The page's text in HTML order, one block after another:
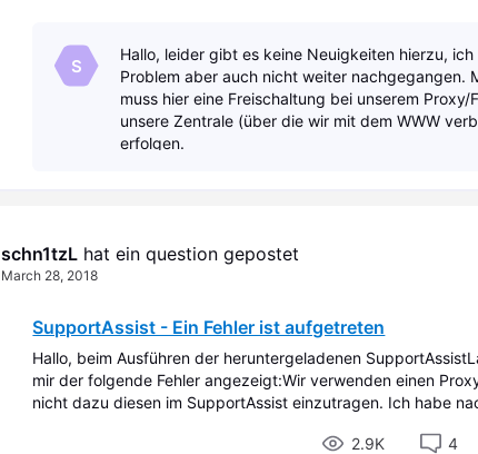
S
Hallo, leider gibt es keine Neuigkeiten hierzu, ich
Problem aber auch nicht weiter nachgegangen.
muss hier eine Freischaltung bei unserem Proxy/
unsere Zentrale (über die wir mit dem WWW
erfolgen.
schn1tzL hat ein question gepostet
March 28, 2018
SupportAssist - Ein Fehler ist aufgetreten
Hallo, beim Ausführen der heruntergeladenen
mir der folgende Fehler angezeigt:Wir verwenden einen
nicht dazu diesen im SupportAssist einzutragen. Ich habe
2.9K
4